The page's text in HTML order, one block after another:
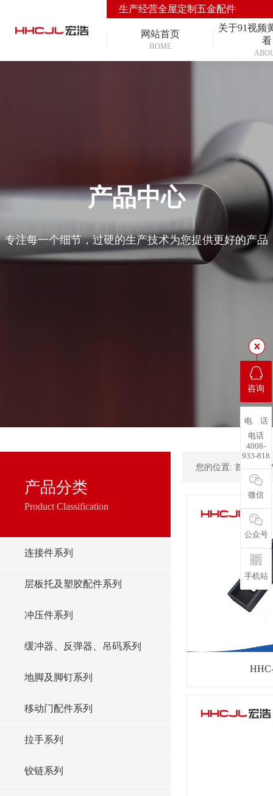
生产经营全屋定制五金配件
网站首页
HOME
关于91视频
看
产品中心
专注每一个细节，过硬的生产技术为您提供更好的产品
产品分类
Product Classification
连接件系列
层板托及塑胶配件系列
冲压件系列
缓冲器、反弹器、吊码系列
地脚及脚钉系列
移动门配件系列
拉手系列
铰链系列
您的位置: 首页
咨询
电 话
电话
4008-
933-818
微信
公众号
手机站